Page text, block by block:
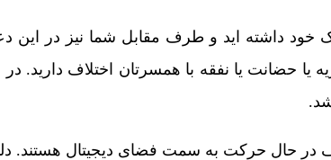
داشته اید و طرف مقابل شما نیز در این
یا حضانت یا نفقه با همسرتان اختلاف دارید. در
در حال حرکت به سمت فضای دیجیتال هستند.